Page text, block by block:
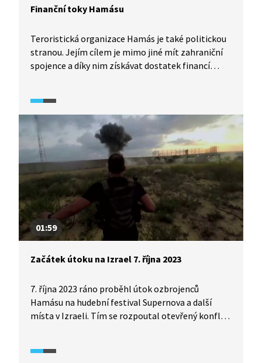
Finanční toky Hamásu
Teroristická organizace Hamás je také politickou
stranou. Jejím cílem je mimo jiné mít zahraniční
spojence a díky nim získávat dostatek financí
pořadu o Hamásu (2023) vysvětluje, odkud přesně
Hamás získává finanční podporu a jaké strategie
k tomu volí.
01:59
Začátek útoku na Izrael 7. října 2023
7. října 2023 ráno proběhl útok ozbrojenců
Hamásu na hudební festival Supernova a další
místa v Izraeli. Tím se rozpoutal otevřený konflikt
jak probíhal začátek celého útoku. Dění vidíme